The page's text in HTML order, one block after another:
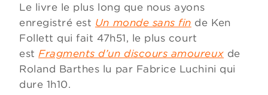
Le livre le plus long que nous ayons
enregistré est Un monde sans fin de Ken
Follett qui fait 47h51, le plus court
estFragments d’un discours amoureux de
Roland Barthes lu par Fabrice Luchini qui
dure 1h10.